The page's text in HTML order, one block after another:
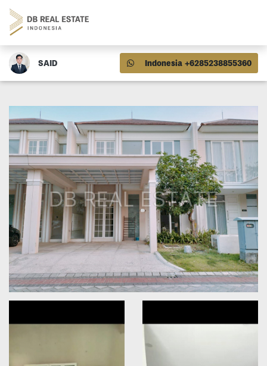
SAID Indonesia +6285238855360